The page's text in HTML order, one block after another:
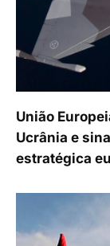
União
Ucrânia e
estratégica